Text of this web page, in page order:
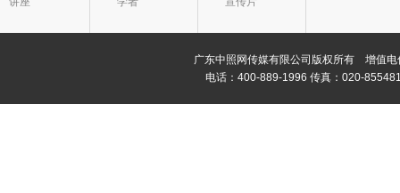
广东中照网传媒有限公司版权所有 增值
电话：400-889-1996 传真：020-